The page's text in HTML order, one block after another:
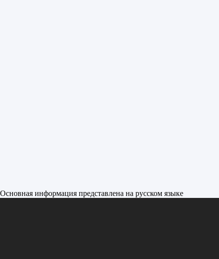
Основная информация представлена на русском языке